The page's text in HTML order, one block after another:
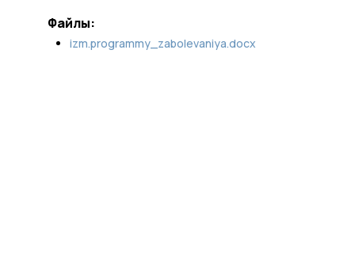
Файлы:
izm.programmy_zabolevaniya.docx